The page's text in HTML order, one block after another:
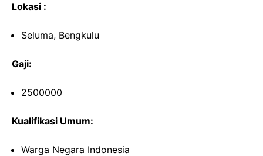
Lokasi :
Seluma, Bengkulu
Gaji:
2500000
Kualifikasi Umum:
Warga Negara Indonesia